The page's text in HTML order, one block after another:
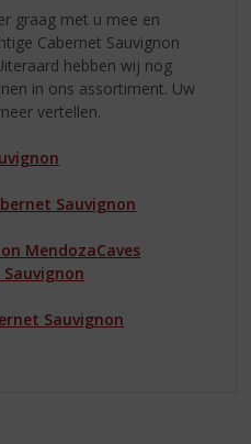
graag met u mee en
Cabernet Sauvignon
hebben wij nog
in ons assortiment. Uw
vertellen.
Sauvignon
MendozaCaves
Sauvignon